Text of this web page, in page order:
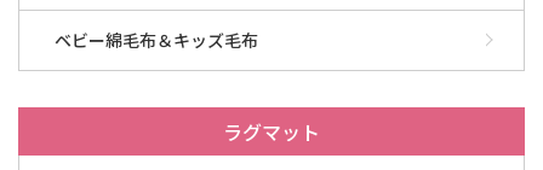
ベビー綿毛布＆キッズ毛布
ラグマット